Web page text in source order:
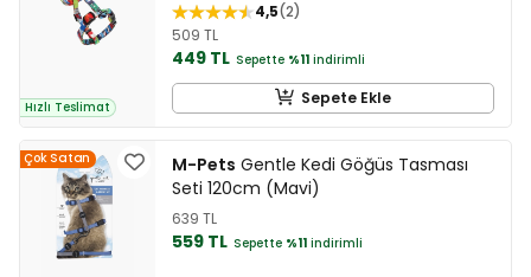
Hızlı Teslimat
4,5 2
509 TL
449 TL Sepette %11 indirimli
Sepete Ekle
Çok Satan M-Pets Gentle Kedi Göğüs Tasması
Seti 120cm (Mavi)
639 TL
559 TL Sepette %11 indirimli